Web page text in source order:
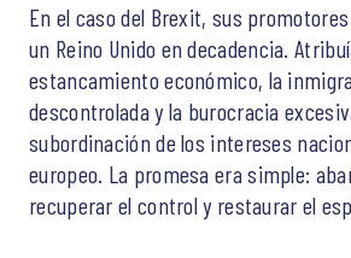
En el caso del Brexit, sus
un Reino Unido en decadencia.
estancamiento económico, la
descontrolada y la burocracia
subordinación de los intereses
europeo. La promesa era simple:
recuperar el control y restaurar el